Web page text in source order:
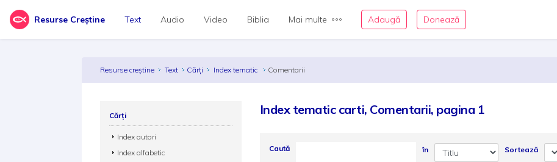
Resurse Creștine Text Audio Video Biblia Mai multe Adaugă Donează
Resurse creștine Text Cărți Index tematic Comentarii
Index tematic carti, Comentarii, pagina 1
Caută în Sortează
Cărți
Index autori
Index alfabetic